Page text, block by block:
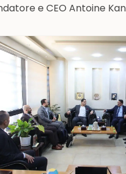
e CEO Antoine